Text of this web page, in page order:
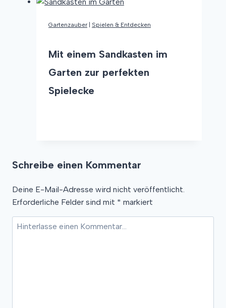
ein
Kinder
Gartenzauber| Spielen & Entdecken
Mit einem Sandkasten im
Garten zur perfekten
Spielecke
Garten
perfekten
Spielecke
Schreibe einen Kommentar
Deine E-Mail-Adresse wird nicht veröffentlicht.
Erforderliche Felder sind mit * markiert